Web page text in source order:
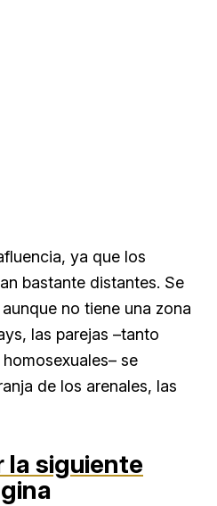
ya que los
bastante distantes. Se
no tiene una zona
las parejas –tanto
se
de los arenales, las
la siguiente